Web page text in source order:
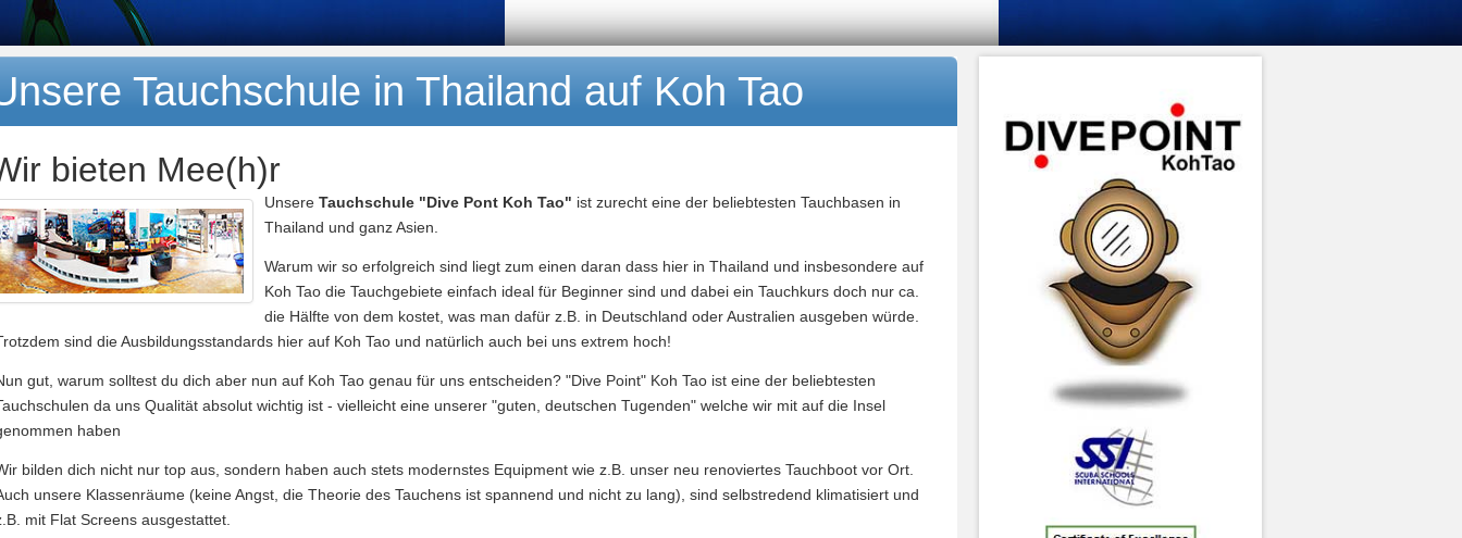
der
schÃ¶nsten
Orte
der
Welt.
Tauchschule in Thailand auf Koh Tao
bieten Mee(h)r
Unsere Tauchschule "Dive Pont Koh Tao" ist zurecht eine der beliebtesten Tauchbasen in
Thailand und ganz Asien.
Warum wir so erfolgreich sind liegt zum einen daran dass hier in Thailand und insbesondere auf
Koh Tao die Tauchgebiete einfach ideal für Beginner sind und dabei ein Tauchkurs doch nur ca.
die Hälfte von dem kostet, was man dafür z.B. in Deutschland oder Australien ausgeben würde.
sind die Ausbildungsstandards hier auf Koh Tao und natürlich auch bei uns extrem hoch!
gut, warum solltest du dich aber nun auf Koh Tao genau für uns entscheiden? "Dive Point" Koh Tao ist eine der beliebtesten
da uns Qualität absolut wichtig ist - vielleicht eine unserer "guten, deutschen Tugenden" welche wir mit auf die Insel
haben
bilden dich nicht nur top aus, sondern haben auch stets modernstes Equipment wie z.B. unser neu renoviertes Tauchboot vor Ort.
unsere Klassenräume (keine Angst, die Theorie des Tauchens ist spannend und nicht zu lang), sind selbstredend klimatisiert und
mit Flat Screens ausgestattet.